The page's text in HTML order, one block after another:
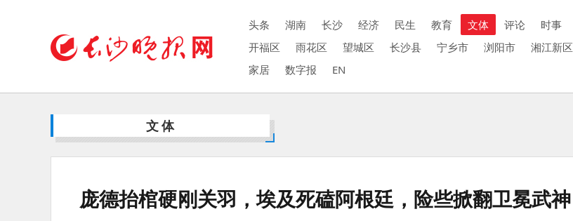
头条 湖南 长沙 经济 民生 教育 文体 评论 时事
开福区
雨花区 望城区 长沙县 宁乡市 浏阳市 湘江新区
家居
数字报 EN
文体
庞德抬棺硬刚关羽，埃及死磕阿根廷，险些掀翻卫冕武神